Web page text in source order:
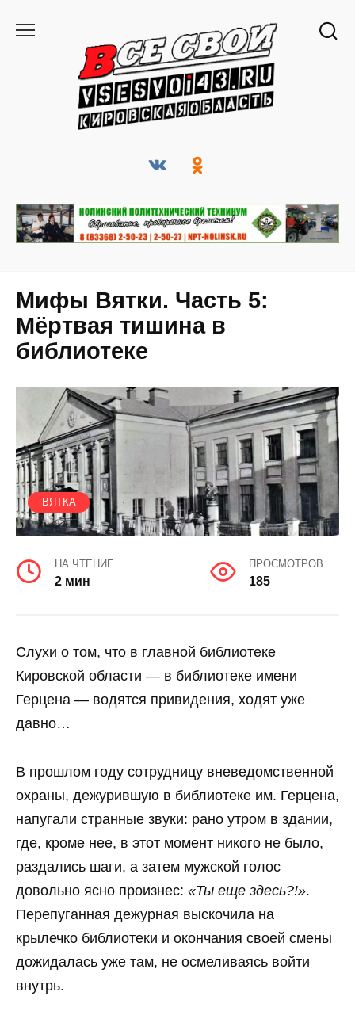
Мифы Вятки. Часть 5:
Мёртвая тишина в
библиотеке
ВЯТКА
НА ЧТЕНИЕ
2 мин
ПРОСМОТРОВ
185
Слухи о том, что в главной библиотеке
Кировской области — в библиотеке имени
Герцена — водятся привидения, ходят уже
давно…
В прошлом году сотрудницу вневедомственной
охраны, дежурившую в библиотеке им. Герцена,
напугали странные звуки: рано утром в здании,
где, кроме нее, в этот момент никого не было,
раздались шаги, а затем мужской голос
довольно ясно произнес: «Ты еще здесь?!».
Перепуганная дежурная выскочила на
крылечко библиотеки и окончания своей смены
дожидалась уже там, не осмеливаясь войти
внутрь.